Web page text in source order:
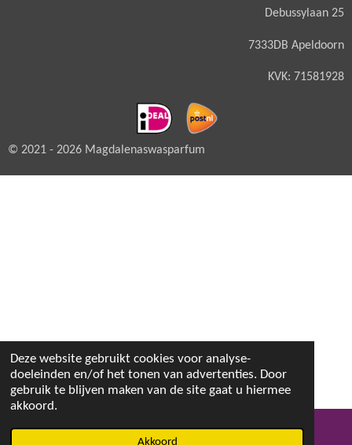
Deze website gebruikt cookies voor analyse-
doeleinden en/of het tonen van advertenties. Door
gebruik te blijven maken van de site gaat u hiermee
akkoord.
Akkoord
Debussylaan 25
7333DB Apeldoorn
KVK: 71581928
© 2021 - 2026 Magdalenaswasparfum